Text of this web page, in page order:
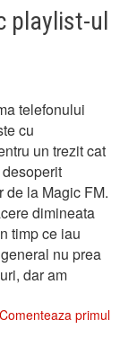
playlist-ul
telefonului
cu
un trezit cat
de la Magic FM.
dimineata
timp ce iau
nu prea
dar am
Comenteaza primul